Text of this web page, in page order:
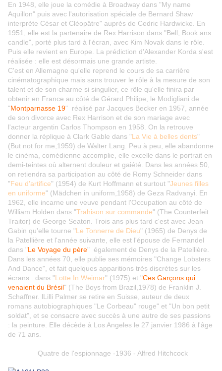
En 1948, elle joue la comédie à Broadway dans "My name
Aquillon" puis avec l'autorisation spéciale de Bernard Shaw
interprète César et Cléopâtre" auprès de Cedric Hardwicke. En
1951, elle est la partenaire de Rex Harrison dans "Bell, Book ans
candle", porté plus tard à l'écran, avec Kim Novak dans le rôle.
Puis elle revient en Europe. La prédiction d'Alexander Korda s'est
réalisée : elle est désormais une grande artiste.
C'est en Allemagne qu'elle reprend le cours de sa carrière
cinématographique mais sans trouver le rôle à la mesure de son
talent et de son charme si singulier, ce rôle qu'elle finira par
obtenir en France au côté de Gérard Philipe, le Modigliani de
"Montparnasse 19" réalisé par Jacques Becker en 1957, année
de son divorce avec Rex Harrison et de son mariage avec
l'acteur argentin Carlos Thompson en 1958. On la retrouve
donner la réplique à Clark Gable dans "La Vie à belles dents"
(But not for me,1959) de Walter Lang. Peu à peu, elle abandonne
le cinéma, comédienne accomplie, elle excelle dans le portrait en
demi-teintes où alternent douleur et gaiété. Dans les années 50,
on retiendra sa participation au côté de Romy Schneider dans
"Feu d'artifice" (1954) de Kurt Hoffmann et surtout "Jeunes filles
en uniforme" (Mädchen in uniform,1958) de Geza Radvanyi. En
1962, elle incarne une veuve pendant l'Occupation au côté de
William Holden dans "Trahison sur commande" (The Counterfeit
Traitor) de George Seaton. Trois ans plus tard c'est avec Jean
Gabin qu'elle tourne "Le Tonnerre de Dieu" (1965) de Denys de
la Patellière et l'année suivante, elle est l'épouse de Fernandel
dans "Le Voyage du père" également de Denys de la Patellière.
Dans les années 70, elle publie ses mémoires "Change Lobsters
And Dance", et fait quelques apparitions très discrètes sur les
écrans : dans "Lotte In Weimar" (1975) et "Ces Garçons qui
venaient du Brésil" (The Boys from Brazil,1978) de Franklin J.
Schaffner. lLilli Palmer se retire en Suisse, auteur de deux
romans autobiographiques "Le Corbeau" rouge" et "Un bon petit
soldat", et se consacre avec succès à une autre de ses passions
: la peinture. Elle décède à Los Angeles le 27 janvier 1986 à l'âge
de 71 ans.
Quatre de l'espionnage -1936 - Alfred Hitchcock